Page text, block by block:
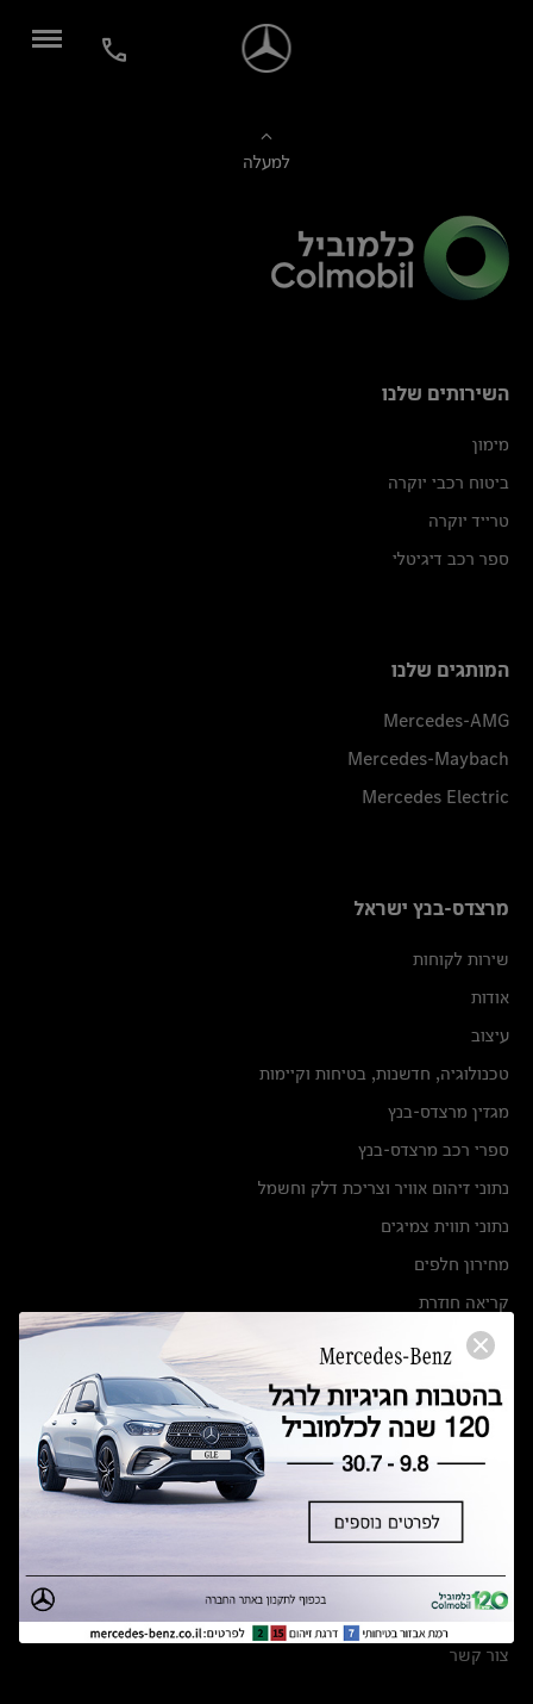
למעלה
השירותים שלנו
מימון
ביטוח רכבי יוקרה
טרייד יוקרה
ספר רכב דיגיטלי
המותגים שלנו
Mercedes-AMG
Mercedes-Maybach
Mercedes Electric
מרצדס-בנץ ישראל
שירות לקוחות
אודות
עיצוב
טכנולוגיה, חדשנות, בטיחות וקיימות
מגזין מרצדס-בנץ
ספרי רכב מרצדס-בנץ
נתוני זיהום אוויר וצריכת דלק וחשמל
נתוני תווית צמיגים
מחירון חלפים
קריאה חוזרת
הודעה על הטבות לרכבי מרצדס בהסדר פשרה בתצ 56447-02-19
תקנון ימי מכירות 120 לכלמוביל
מצאו אותנו
אולמות תצוגה
מרכזי שירות
צור קשר